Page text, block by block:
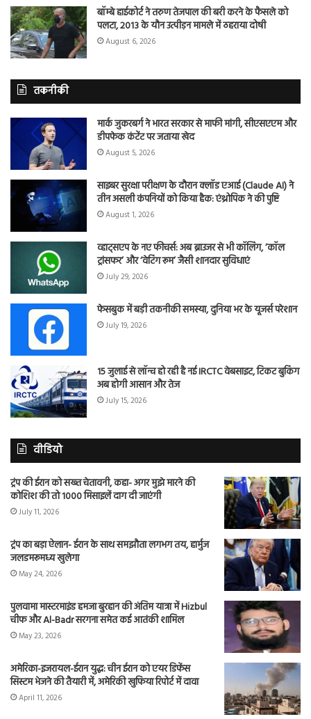
बॉम्बे हाईकोर्ट ने तरुण तेजपाल की बरी करने के फैसले को
पलटा, 2013 के यौन उत्पीड़न मामले में ठहराया दोषी
August 6, 2026
तकनीकी
मार्क जुकरबर्ग ने भारत सरकार से माफी मांगी, सीएसएएम और
डीपफेक कंटेंट पर जताया खेद
August 5, 2026
साइबर सुरक्षा परीक्षण के दौरान क्लॉड एआई (Claude AI) ने
तीन असली कंपनियों को किया हैक: एंथ्रोपिक ने की पुष्टि
August 1, 2026
व्हाट्सएप के नए फीचर्स: अब ब्राउजर से भी कॉलिंग, ‘कॉल
ट्रांसफर’ और ‘वेटिंग रूम’ जैसी शानदार सुविधाएं
July 29, 2026
फेसबुक में बड़ी तकनीकी समस्या, दुनिया भर के यूजर्स परेशान
July 19, 2026
15 जुलाई से लॉन्च हो रही है नई IRCTC वेबसाइट, टिकट बुकिंग
अब होगी आसान और तेज
July 15, 2026
वीडियो
ट्रंप की ईरान को सख्त चेतावनी, कहा- अगर मुझे मारने की
कोशिश की तो 1000 मिसाइलें दाग दी जाएंगी
July 11, 2026
ट्रंप का बड़ा ऐलान- ईरान के साथ समझौता लगभग तय, हार्मुज
जलडमरूमध्य खुलेगा
May 24, 2026
पुलवामा मास्टरमाइंड हमजा बुरहान की अंतिम यात्रा में Hizbul
चीफ और Al-Badr सरगना समेत कई आतंकी शामिल
May 23, 2026
अमेरिका-इजरायल-ईरान युद्ध: चीन ईरान को एयर डिफेंस
सिस्टम भेजने की तैयारी में, अमेरिकी खुफिया रिपोर्ट में दावा
April 11, 2026